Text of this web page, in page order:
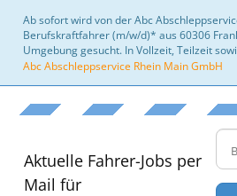
Ab sofort wird von der Abc
Berufskraftfahrer (m/w/d)* aus 60306
Umgebung gesucht. In Vollzeit, Teilzeit
Abc Abschleppservice Rhein Main GmbH
Aktuelle Fahrer-Jobs per
Mail für